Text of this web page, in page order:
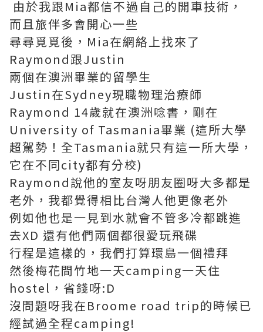
由於我跟Mia都信不過自己的開車技術，
而且旅伴多會開心一些
尋尋覓覓後，Mia在網絡上找來了
Raymond跟Justin
兩個在澳洲畢業的留學生
Justin在Sydney現職物理治療師
Raymond 14歲就在澳洲唸書，剛在
University of Tasmania畢業 (這所大學
超駕勢！全Tasmania就只有這一所大學，
它在不同city都有分校)
Raymond說他的室友呀朋友圈呀大多都是
老外，我都覺得相比台灣人他更像老外
例如他也是一見到水就會不管多冷都跳進
去XD 還有他們兩個都很愛玩飛碟
行程是這樣的，我們打算環島一個禮拜
然後梅花間竹地一天camping一天住
hostel，省錢呀:D
沒問題呀我在Broome road trip的時候已
經試過全程camping!